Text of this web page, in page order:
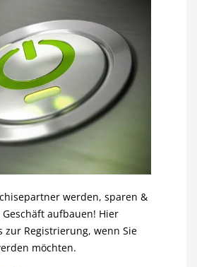
werden, sparen &
aufbauen! Hier
zur Registrierung, wenn Sie
möchten.